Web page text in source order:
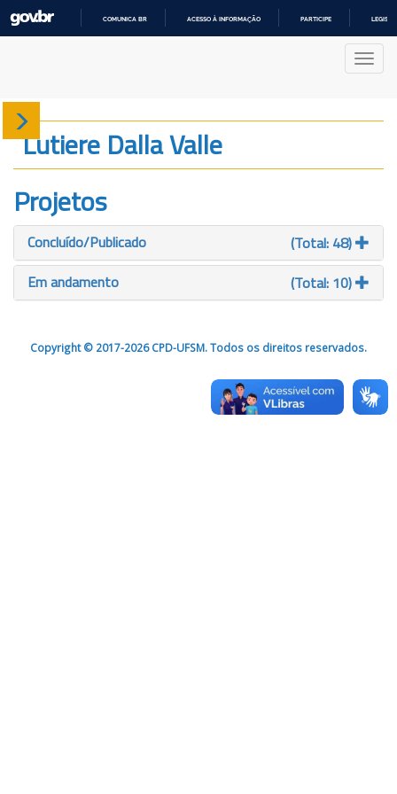
COMUNICA BR ACESSO À INFORMAÇÃO PARTICIPE
Sobre
Produção
Projetos
Gráficos
Lutiere Dalla Valle
Projetos
Concluído/Publicado
(Total: 48)
Em andamento
(Total: 10)
Copyright © 2017-2026 CPD-UFSM. Todos os direitos reservados.